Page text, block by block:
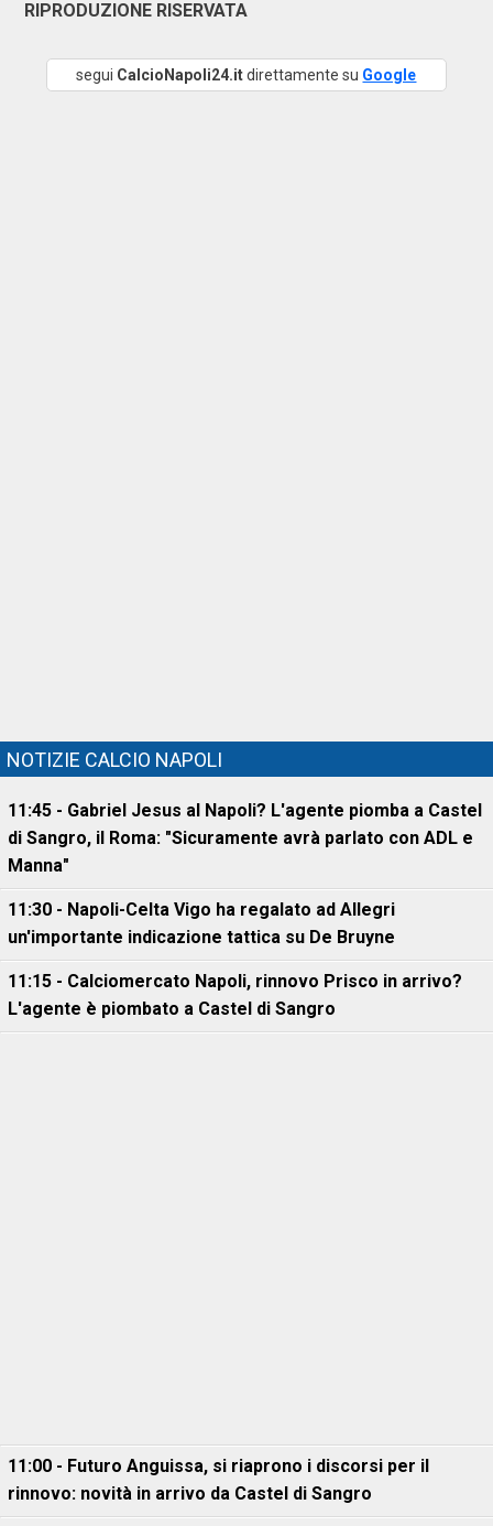
RIPRODUZIONE RISERVATA
segui CalcioNapoli24.itdirettamente su Google
NOTIZIE CALCIO NAPOLI
11:45 - Gabriel Jesus al Napoli? L'agente piomba a Castel
di Sangro, il Roma: "Sicuramente avrà parlato con ADL e
Manna"
11:30 - Napoli-Celta Vigo ha regalato ad Allegri
un'importante indicazione tattica su De Bruyne
11:15 - Calciomercato Napoli, rinnovo Prisco in arrivo?
L'agente è piombato a Castel di Sangro
11:00 - Futuro Anguissa, si riaprono i discorsi per il
rinnovo: novità in arrivo da Castel di Sangro